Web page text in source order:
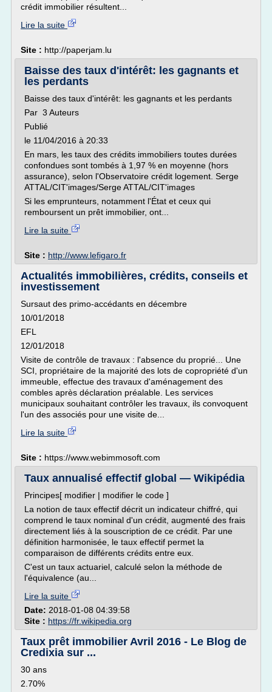
crédit immobilier résultent...
Lire la suite
Site : http://paperjam.lu
Baisse des taux d'intérêt: les gagnants et
les perdants
Baisse des taux d'intérêt: les gagnants et les perdants
Par 3 Auteurs
Publié
le 11/04/2016 à 20:33
En mars, les taux des crédits immobiliers toutes durées
confondues sont tombés à 1,97 % en moyenne (hors
assurance), selon l'Observatoire crédit logement. Serge
ATTAL/CIT'images/Serge ATTAL/CIT'images
Si les emprunteurs, notamment l'État et ceux qui
remboursent un prêt immobilier, ont...
Lire la suite
Site : http://www.lefigaro.fr
Actualités immobilières, crédits, conseils et
investissement
Sursaut des primo-accédants en décembre
10/01/2018
EFL
12/01/2018
Visite de contrôle de travaux : l'absence du proprié... Une
SCI, propriétaire de la majorité des lots de copropriété d'un
immeuble, effectue des travaux d'aménagement des
combles après déclaration préalable. Les services
municipaux souhaitant contrôler les travaux, ils convoquent
l'un des associés pour une visite de...
Lire la suite
Site : https://www.webimmosoft.com
Taux annualisé effectif global — Wikipédia
Principes[ modifier | modifier le code ]
La notion de taux effectif décrit un indicateur chiffré, qui
comprend le taux nominal d'un crédit, augmenté des frais
directement liés à la souscription de ce crédit. Par une
définition harmonisée, le taux effectif permet la
comparaison de différents crédits entre eux.
C'est un taux actuariel, calculé selon la méthode de
l'équivalence (au...
Lire la suite
Date: 2018-01-08 04:39:58
Site : https://fr.wikipedia.org
Taux prêt immobilier Avril 2016 - Le Blog de
Credixia sur ...
30 ans
2.70%